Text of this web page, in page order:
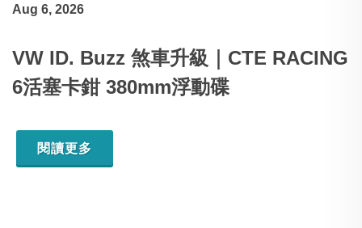
Aug 6, 2026
VW ID. Buzz 煞車升級｜CTE RACING
6活塞卡鉗 380mm浮動碟
閱讀更多